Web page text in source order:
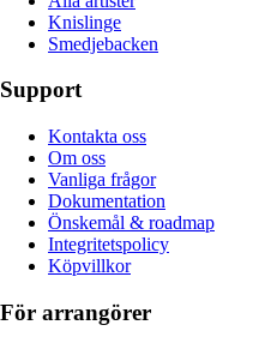
Knislinge
Smedjebacken
Support
Kontakta oss
Om oss
Vanliga frågor
Dokumentation
Önskemål & roadmap
Integritetspolicy
Köpvillkor
För arrangörer